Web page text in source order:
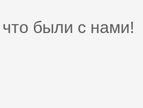
были с нами!